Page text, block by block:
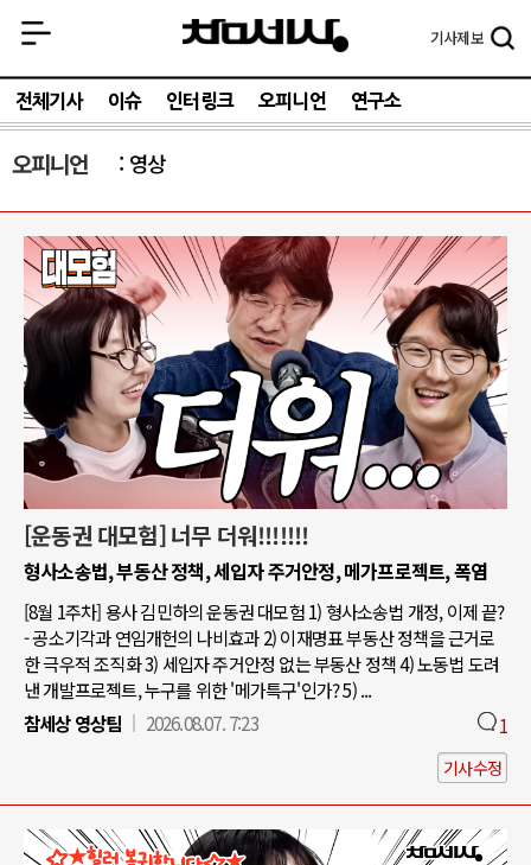
기사제보
전체기사 이슈 인터링크 오피니언 연구소
오피니언 영상
[운동권 대모험] 너무 더워!!!!!!!
형사소송법, 부동산 정책, 세입자 주거안정, 메가프로젝트, 폭염
[8월 1주차] 용사 김민하의 운동권 대모험 1) 형사소송법 개정, 이제 끝?
- 공소기각과 연임개헌의 나비효과 2) 이재명표 부동산 정책을 근거로
한 극우적 조직화 3) 세입자 주거안정 없는 부동산 정책 4) 노동법 도려
낸 개발프로젝트, 누구를 위한 '메가특구'인가? 5) ...
참세상 영상팀
2026.08.07. 7:23 1
기사수정